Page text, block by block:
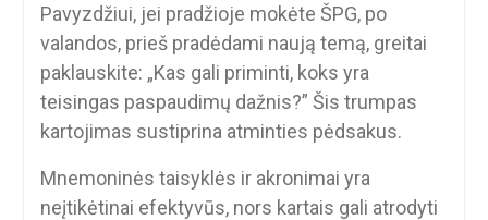
Pavyzdžiui, jei pradžioje mokėte ŠPG, po
valandos, prieš pradėdami naują temą, greitai
paklauskite: „Kas gali priminti, koks yra
teisingas paspaudimų dažnis?” Šis trumpas
kartojimas sustiprina atminties pėdsakus.
Mnemoninės taisyklės ir akronimai yra
neįtikėtinai efektyvūs, nors kartais gali atrodyti